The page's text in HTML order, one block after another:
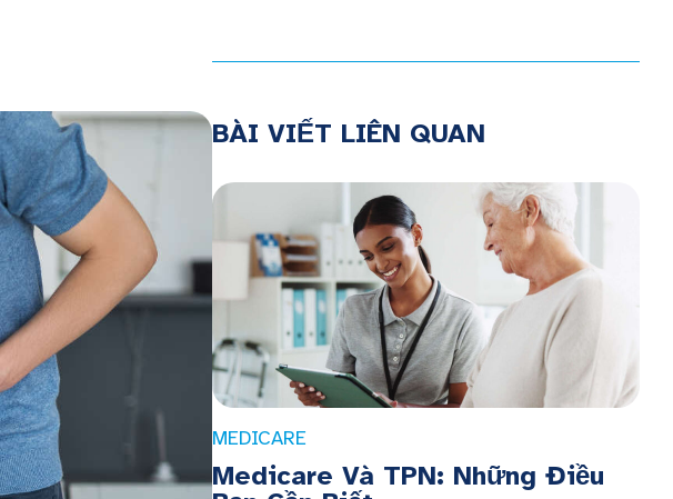
BÀI VIẾT LIÊN QUAN
MEDICARE
Medicare Và TPN: Những Điều